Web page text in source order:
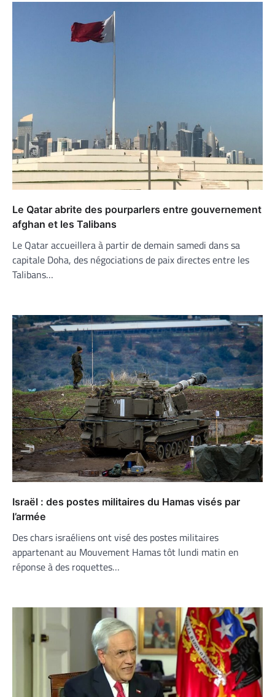
Le Qatar abrite des pourparlers entre gouvernement
afghan et les Talibans
Le Qatar accueillera à partir de demain samedi dans sa
capitale Doha, des négociations de paix directes entre les
Talibans…
Israël : des postes militaires du Hamas visés par
l’armée
Des chars israéliens ont visé des postes militaires
appartenant au Mouvement Hamas tôt lundi matin en
réponse à des roquettes…